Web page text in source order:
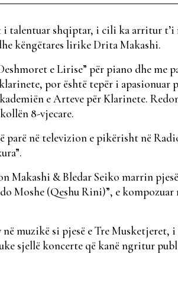
talentuar shqiptar, i cili ka arritur t’i
këngëtares lirike Drita Makashi.
e Lirise” për piano dhe me
por është tepër i apasionuar
e Arteve për Klarinete.
8-vjecare.
parë në televizion e pikërisht në
Makashi & Bledar Seiko marrin
Moshe (Qeshu Rini)”, e
muzikë si pjesë e Tre Musketjeret,
sjellë koncerte që kanë ngritur